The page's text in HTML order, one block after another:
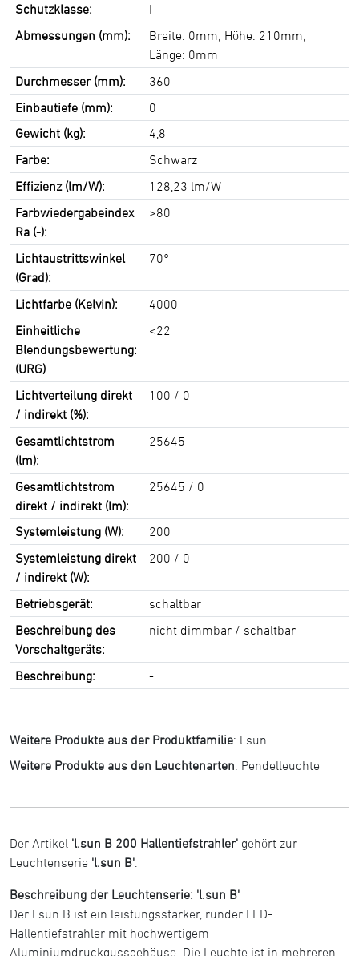
Schutzklasse:
I
Abmessungen (mm):
Breite: 0mm; Höhe: 210mm;
Länge: 0mm
Durchmesser (mm):
360
Einbautiefe (mm):
0
Gewicht (kg):
4,8
Farbe:
Schwarz
Effizienz (lm/W):
128,23 lm/W
Farbwiedergabeindex
Ra (-):
>80
Lichtaustrittswinkel
(Grad):
70°
Lichtfarbe (Kelvin):
4000
Einheitliche
Blendungsbewertung:
(URG)
<22
Lichtverteilung direkt
/ indirekt (%):
100 / 0
Gesamtlichtstrom
(lm):
25645
Gesamtlichtstrom
direkt / indirekt (lm):
25645 / 0
Systemleistung (W):
200
Systemleistung direkt
/ indirekt (W):
200 / 0
Betriebsgerät:
schaltbar
Beschreibung des
Vorschaltgeräts:
nicht dimmbar / schaltbar
Beschreibung: -
Weitere Produkte aus der Produktfamilie: l.sun
Weitere Produkte aus den Leuchtenarten: Pendelleuchte
Der Artikel 'l.sun B 200 Hallentiefstrahler' gehört zur
Leuchtenserie 'l.sun B'
Beschreibung der Leuchtenserie: 'l.sun B'
Der l.sun B ist ein leistungsstarker, runder LED-
Hallentiefstrahler mit hochwertigem
Aluminiumdruckgussgehäuse. Die Leuchte ist in mehreren